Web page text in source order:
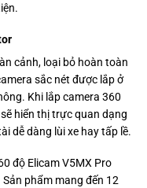
cảnh, loại bỏ hoàn toàn
sắc nét được lắp ở
Khi lắp camera 360
hiển thị trực quan dạng
dễ dàng lùi xe hay tấp lề.
độ Elicam V5MX Pro
phẩm mang đến 12